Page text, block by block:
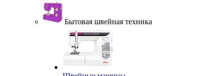
Бытовая швейная техника